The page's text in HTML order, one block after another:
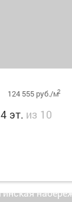
124 555 руб./м2
4 эт. из 10